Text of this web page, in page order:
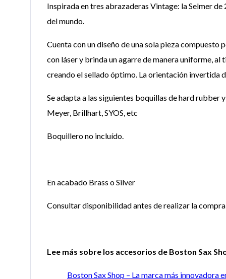
Inspirada en tres abrazaderas Vintage: la Selmer
del mundo.
Cuenta con un diseño de una sola pieza
con láser y brinda un agarre de manera uniforme, al
creando el sellado óptimo. La orientación invertida
Se adapta a las siguientes boquillas de hard rubber
Meyer, Brillhart, SYOS, etc
Boquillero no incluído.
En acabado Brass o Silver
Consultar disponibilidad antes de realizar la compra
Lee más sobre los accesorios de Boston Sax
Boston Sax Shop – La marca más innovadora